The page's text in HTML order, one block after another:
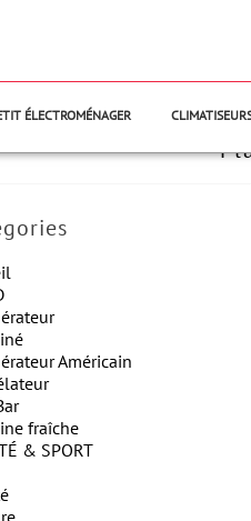
ÉLECTROMÉNAGER
Américain
fraîche
& SPORT